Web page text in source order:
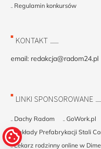
Regulamin konkursów
KONTAKT
email: redakcja@radom24.pl
LINKI SPONSOROWANE
Dachy Radom GoWork.pl
Zakłady Prefabrykacji Stali
Lekarz rodzinny online w